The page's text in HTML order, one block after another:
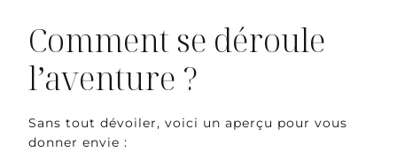
Comment se déroule
l’aventure ?
Sans tout dévoiler, voici un aperçu pour vous
donner envie :